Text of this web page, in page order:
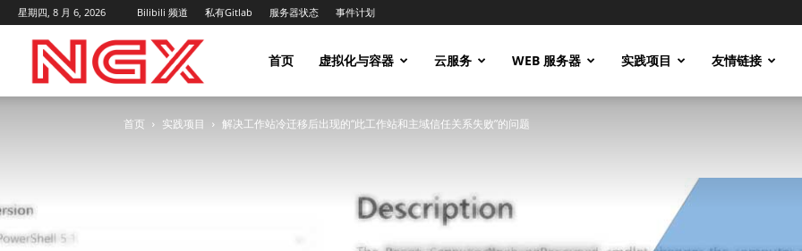
星期四, 8 月 6, 2026 Bilibili 频道 私有Gitlab 服务器状态 事件计划
Project
首页 虚拟化与容器 云服务 WEB 服务器 实践项目 友情链接
首页 实践项目 解决工作站冷迁移后出现的“此工作站和主域信任关系失败”的问题